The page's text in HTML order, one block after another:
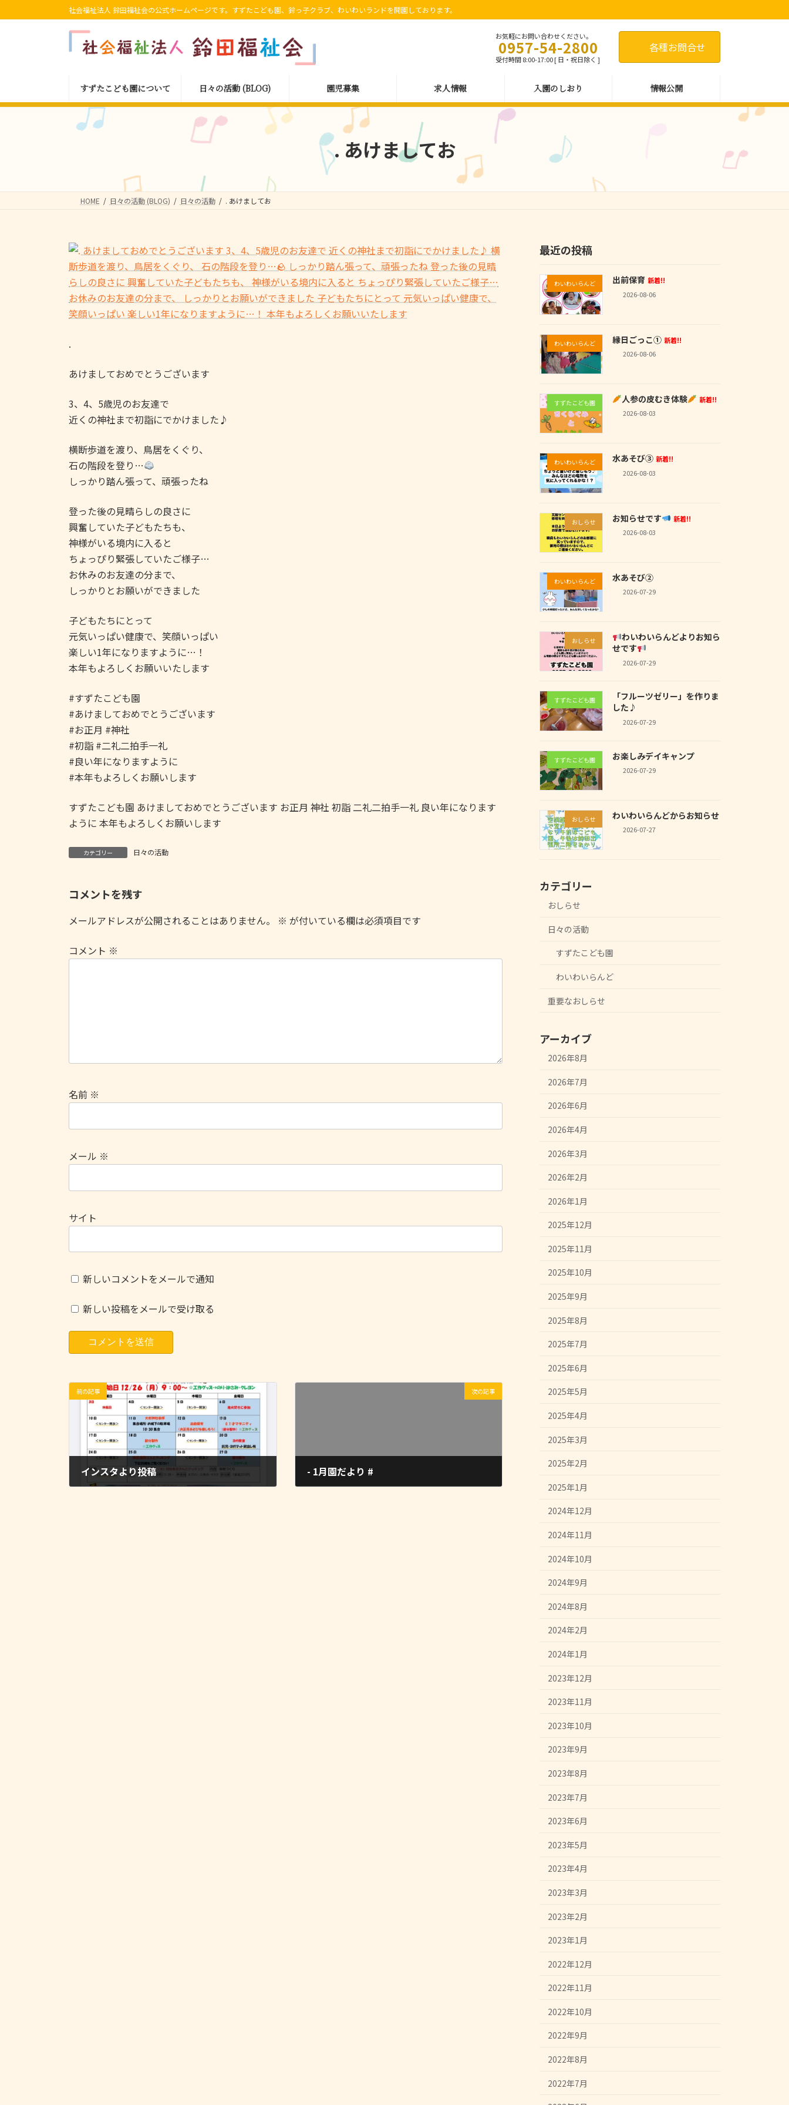
ン
キ
ビ
に
社会福祉法人 鈴田福祉会の公式ホームページです。すずたこども園、鈴っ子クラブ、わいわいランドを開園しております。
お気軽にお問い合わせください。
0957-54-2800
受付時間 8:00-17:00 [ 日・祝日除く ]
各種お問合せ
すずたこども園について 日々の活動 (BLOG) 園児募集 求人情報 入園のしおり 情報公開
. あけましてお
HOME 日々の活動 (BLOG) 日々の活動 . あけましてお
.
あけましておめでとうございます
3、4、5歳児のお友達で
近くの神社まで初詣にでかけました♪
横断歩道を渡り、鳥居をくぐり、
石の階段を登り…
しっかり踏ん張って、頑張ったね
登った後の見晴らしの良さに
興奮していた子どもたちも、
神様がいる境内に入ると
ちょっぴり緊張していたご様子…
お休みのお友達の分まで、
しっかりとお願いができました
子どもたちにとって
元気いっぱい健康で、笑顔いっぱい
楽しい1年になりますように…！
本年もよろしくお願いいたします
#すずたこども園
#あけましておめでとうございます
#お正月 #神社
#初詣 #二礼二拍手一礼
#良い年になりますように
#本年もよろしくお願いします
すずたこども園 あけましておめでとうございます お正月 神社 初詣 二礼二拍手一礼 良い年になります
ように 本年もよろしくお願いします
カテゴリー 日々の活動
コメントを残す
メールアドレスが公開されることはありません。 ※ が付いている欄は必須項目です
コメント ※
名前 ※
メール ※
サイト
新しいコメントをメールで通知
新しい投稿をメールで受け取る
前の記事
インスタより投稿
次の記事
- 1月園だより #
最近の投稿
わいわいらんど 出前保育 新着!!
2026-08-06
わいわいらんど 縁日ごっこ① 新着!!
2026-08-06
すずたこども園 人参の皮むき体験
新着!!
2026-08-03
わいわいらんど 水あそび③ 新着!!
2026-08-03
おしらせ お知らせです
新着!!
2026-08-03
わいわいらんど 水あそび②
2026-07-29
おしらせ
わいわいらんどよりお知ら
せです
2026-07-29
すずたこども園
「フルーツゼリー」を作りま
した♪
2026-07-29
すずたこども園 お楽しみデイキャンプ
2026-07-29
おしらせ わいわいらんどからお知らせ
2026-07-27
カテゴリー
おしらせ
日々の活動
すずたこども園
わいわいらんど
重要なおしらせ
アーカイブ
2026年8月
2026年7月
2026年6月
2026年4月
2026年3月
2026年2月
2026年1月
2025年12月
2025年11月
2025年10月
2025年9月
2025年8月
2025年7月
2025年6月
2025年5月
2025年4月
2025年3月
2025年2月
2025年1月
2024年12月
2024年11月
2024年10月
2024年9月
2024年8月
2024年2月
2024年1月
2023年12月
2023年11月
2023年10月
2023年9月
2023年8月
2023年7月
2023年6月
2023年5月
2023年4月
2023年3月
2023年2月
2023年1月
2022年12月
2022年11月
2022年10月
2022年9月
2022年8月
2022年7月